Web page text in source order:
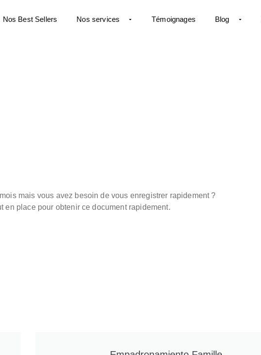
Nos Best Sellers Nos services Témoignages Blog
mais vous avez besoin de vous enregistrer rapidement ?
en place pour obtenir ce document rapidement.